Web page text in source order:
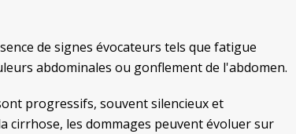
de signes évocateurs tels que fatigue
abdominales ou gonflement de l'abdomen.
progressifs, souvent silencieux et
cirrhose, les dommages peuvent évoluer sur